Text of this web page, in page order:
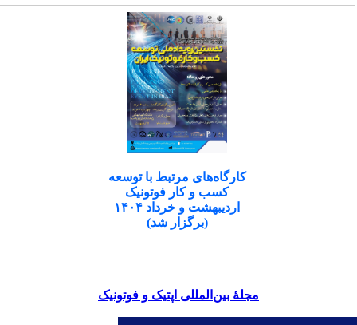
کارگاه‌های مرتبط با توسعه
کسب و کار فوتونیک
اردیبهشت و خرداد ۱۴۰۴
(برگزار شد)
مجلۀ بین‌المللی اپتیک و فوتونیک